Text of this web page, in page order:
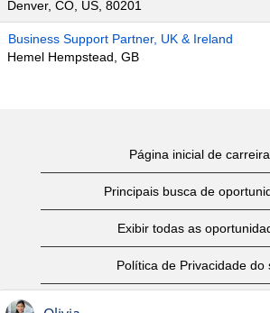
Denver, CO, US, 80201
Business Support Partner, UK & Ireland
Hemel Hempstead, GB
Página inicial de
Principais busca de
Exibir todas as
Política de Privacidade do